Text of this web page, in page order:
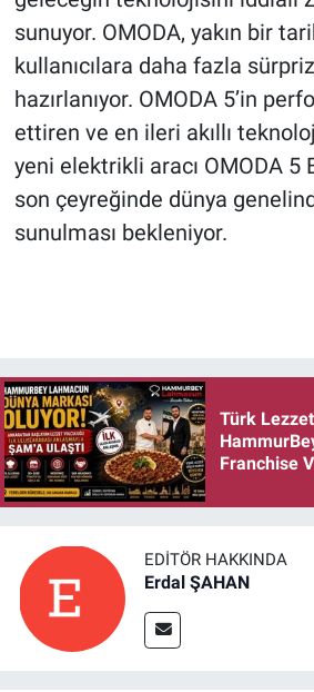
sunuyor. OMODA, yakın bir
kullanıcılara daha fazla
hazırlanıyor. OMODA 5’in
ettiren ve en ileri akıllı
yeni elektrikli aracı OMODA 5
son çeyreğinde dünya
sunulması bekleniyor.
Türk Lezzeti
Franchise
EDITÖR HAKKINDA
Erdal ŞAHAN